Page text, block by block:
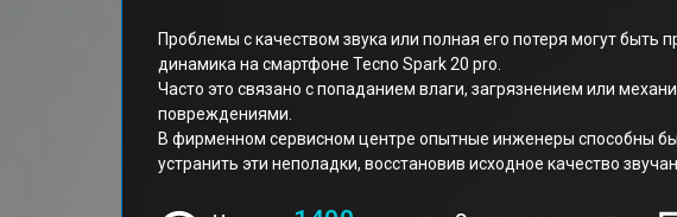
Проблемы с качеством звука или полная его потеря могут быть
динамика на смартфоне Tecno Spark 20 pro.
Часто это связано с попаданием влаги, загрязнением или
повреждениями.
В фирменном сервисном центре опытные инженеры способны
устранить эти неполадки, восстановив исходное качество